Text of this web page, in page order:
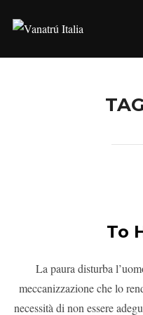
To
La paura disturba
meccanizzazione che lo
necessità di non essere